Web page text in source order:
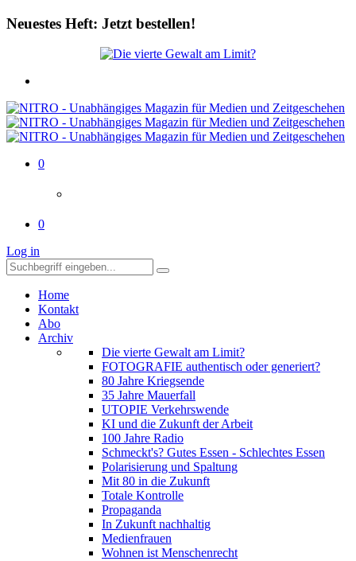
Neuestes Heft: Jetzt bestellen!
0
0
Log in
Home
Kontakt
Abo
Archiv
Die vierte Gewalt am Limit?
FOTOGRAFIE authentisch oder generiert?
80 Jahre Kriegsende
35 Jahre Mauerfall
UTOPIE Verkehrswende
KI und die Zukunft der Arbeit
100 Jahre Radio
Schmeckt's? Gutes Essen - Schlechtes Essen
Polarisierung und Spaltung
Mit 80 in die Zukunft
Totale Kontrolle
Propaganda
In Zukunft nachhaltig
Medienfrauen
Wohnen ist Menschenrecht